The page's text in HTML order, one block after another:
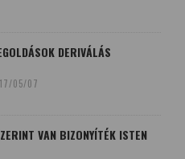
DERIVÁLÁS
05/07
VAN BIZONYÍTÉK ISTEN